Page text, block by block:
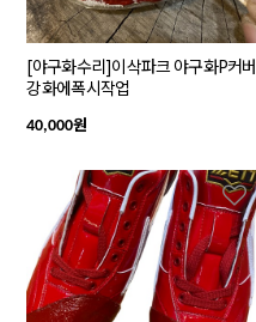
[야구화수리]이삭파크 야구화P커버
강화에폭시작업
40,000원